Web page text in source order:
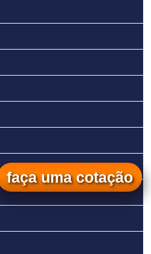
faça uma cotação